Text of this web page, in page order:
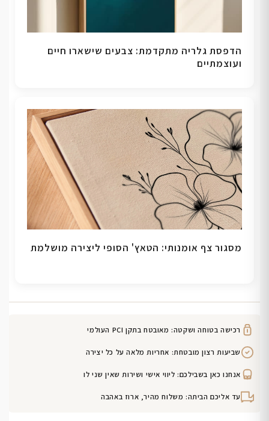
הדפסת גלריה מתקדמת: צבעים שישארו חיים
ועוצמתיים
מסגור צף אומנותי: הטאץ' הסופי ליצירה מושלמת
רכישה בטוחה ושקטה: מאובטח בתקן PCI העולמי
שביעות רצון מובטחת: אחריות מלאה על כל יצירה
אנחנו כאן בשבילכם: ליווי אישי ושירות שאין שני לו
עד אליכם הביתה: משלוח מהיר, ארוז באהבה